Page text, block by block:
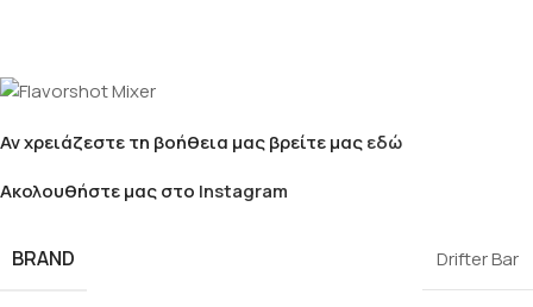
Αν χρειάζεστε τη βοήθεια μας βρείτε μαςεδώ
Ακολουθήστε μας στο Instagram
BRAND Drifter Bar